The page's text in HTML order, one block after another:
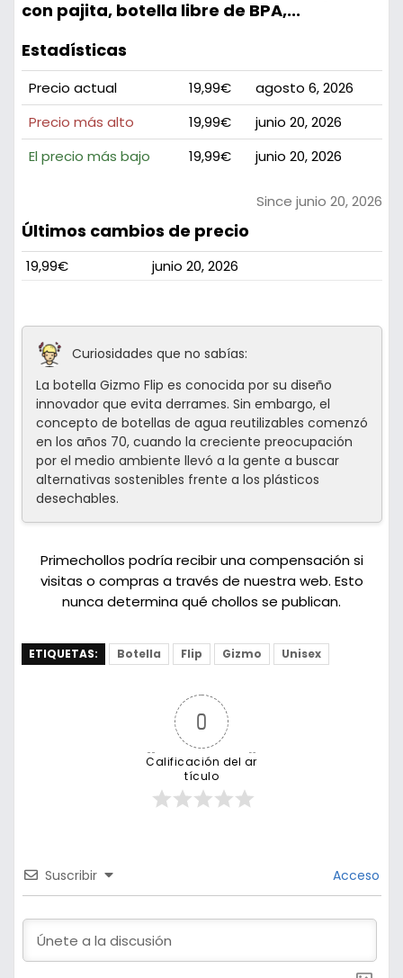
con pajita, botella libre de BPA,...
Estadísticas
Precio actual 19,99€
agosto 6, 2026
Precio más alto
19,99€
junio 20, 2026
El precio más bajo
19,99€ junio 20, 2026
Since junio 20, 2026
Últimos cambios de precio
19,99€ junio 20, 2026
Curiosidades que no sabías:
La botella Gizmo Flip es conocida por su diseño
innovador que evita derrames. Sin embargo, el
concepto de botellas de agua reutilizables comenzó
en los años 70, cuando la creciente preocupación
por el medio ambiente llevó a la gente a buscar
alternativas sostenibles frente a los plásticos
desechables.
Primechollos podría recibir una compensación si
visitas o compras a través de nuestra web. Esto
nunca determina qué chollos se publican.
ETIQUETAS: Botella Flip Gizmo Unisex
0
Calificación del ar
tículo
Suscribir Acceso